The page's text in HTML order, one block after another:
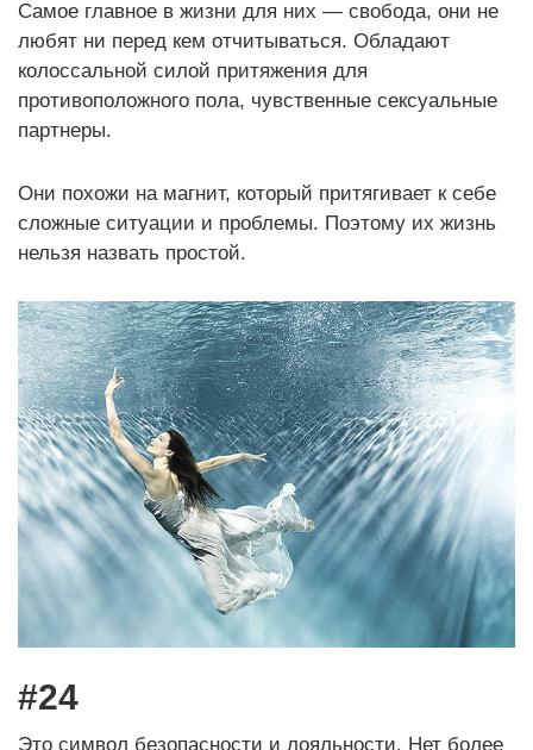
Самое главное в жизни для них — свобода, они не
любят ни перед кем отчитываться. Обладают
колоссальной силой притяжения для
противоположного пола, чувственные сексуальные
партнеры.
Они похожи на магнит, который притягивает к себе
сложные ситуации и проблемы. Поэтому их жизнь
нельзя назвать простой.
#24
Это символ безопасности и лояльности. Нет более